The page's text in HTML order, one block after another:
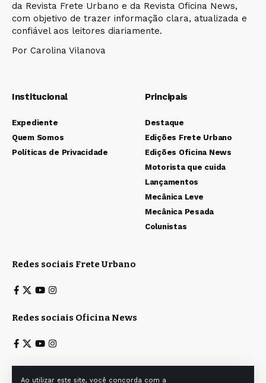
Ao utilizar este site, você concorda com a
da Revista Frete Urbano e da Revista Oficina News,
com objetivo de trazer informação clara, atualizada e
confiável aos leitores diariamente.
Por Carolina Vilanova
Institucional
Expediente
Quem Somos
Políticas de Privacidade
Principais
Destaque
Edições Frete Urbano
Edições Oficina News
Motorista que cuida
Lançamentos
Mecânica Leve
Mecânica Pesada
Colunistas
Redes sociais Frete Urbano
Redes sociais Oficina News